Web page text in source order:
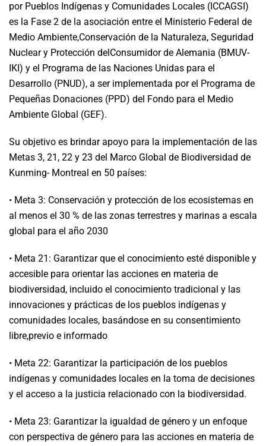
por Pueblos Indígenas y Comunidades Locales (ICCAGSI)
es la Fase 2 de la asociación entre el Ministerio Federal de
Medio Ambiente,Conservación de la Naturaleza, Seguridad
Nuclear y Protección delConsumidor de Alemania (BMUV-
IKI) y el Programa de las Naciones Unidas para el
Desarrollo (PNUD), a ser implementada por el Programa de
Pequeñas Donaciones (PPD) del Fondo para el Medio
Ambiente Global (GEF).
Su objetivo es brindar apoyo para la implementación de las
Metas 3, 21, 22 y 23 del Marco Global de Biodiversidad de
Kunming- Montreal en 50 países:
• Meta 3: Conservación y protección de los ecosistemas en
al menos el 30 % de las zonas terrestres y marinas a escala
global para el año 2030
• Meta 21: Garantizar que el conocimiento esté disponible y
accesible para orientar las acciones en materia de
biodiversidad, incluido el conocimiento tradicional y las
innovaciones y prácticas de los pueblos indígenas y
comunidades locales, basándose en su consentimiento
libre,previo e informado
• Meta 22: Garantizar la participación de los pueblos
indígenas y comunidades locales en la toma de decisiones
y el acceso a la justicia relacionado con la biodiversidad.
• Meta 23: Garantizar la igualdad de género y un enfoque
con perspectiva de género para las acciones en materia de